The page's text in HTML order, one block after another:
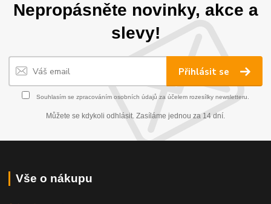
Nepropásněte novinky, akce a
slevy!
Přihlásit se
Souhlasím se zpracováním osobních údajů za účelem rozesílky newsletteru.
Můžete se kdykoli odhlásit. Zasíláme jednou za 14 dní.
Vše o nákupu